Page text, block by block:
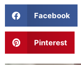
Facebook
Pinterest